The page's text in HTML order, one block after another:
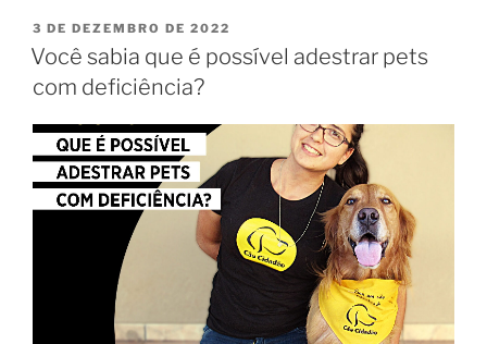
3 DE DEZEMBRO DE 2022
Você sabia que é possível adestrar pets
com deficiência?